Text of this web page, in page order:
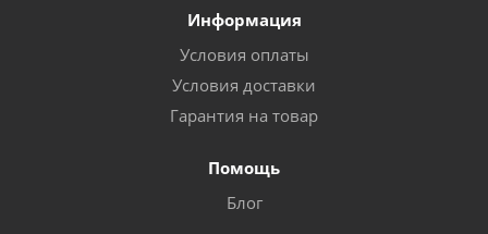
Информация
Условия оплаты
Условия доставки
Гарантия на товар
Помощь
Блог